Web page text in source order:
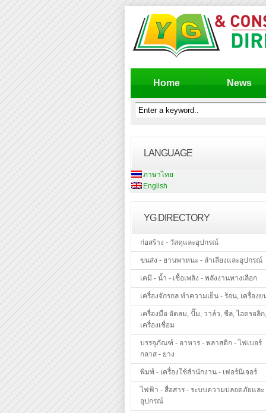
Home News
LANGUAGE
ภาษาไทย
English
YG DIRECTORY
ก่อสร้าง - วัสดุและอุปกรณ์
ขนส่ง - ยานพาหนะ - ลำเลียงและอุปกรณ์
เคมี - น้ำ - เชื้อเพลิง - พลังงานทางเลือก
เครื่องจักรกล ทำความเย็น - ร้อน, เครื่องย
เครื่องมือ อัดลม, ปั๊ม, วาล์ว, ซีล, ไฮดรอลิก,
เครื่องเชื่อม
บรรจุภัณฑ์ - อาหาร - พลาสติก - ไฟเบอร์
กลาส - ยาง
พิมพ์ - เครื่องใช้สำนักงาน - เฟอร์นิเจอร์
ไฟฟ้า - สื่อสาร - ระบบความปลอดภัยและ
อุปกรณ์